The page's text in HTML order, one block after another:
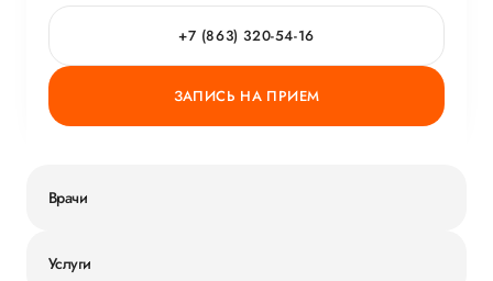
+7 (863) 320-54-16
ЗАПИСЬ НА ПРИЕМ
Врачи
Услуги